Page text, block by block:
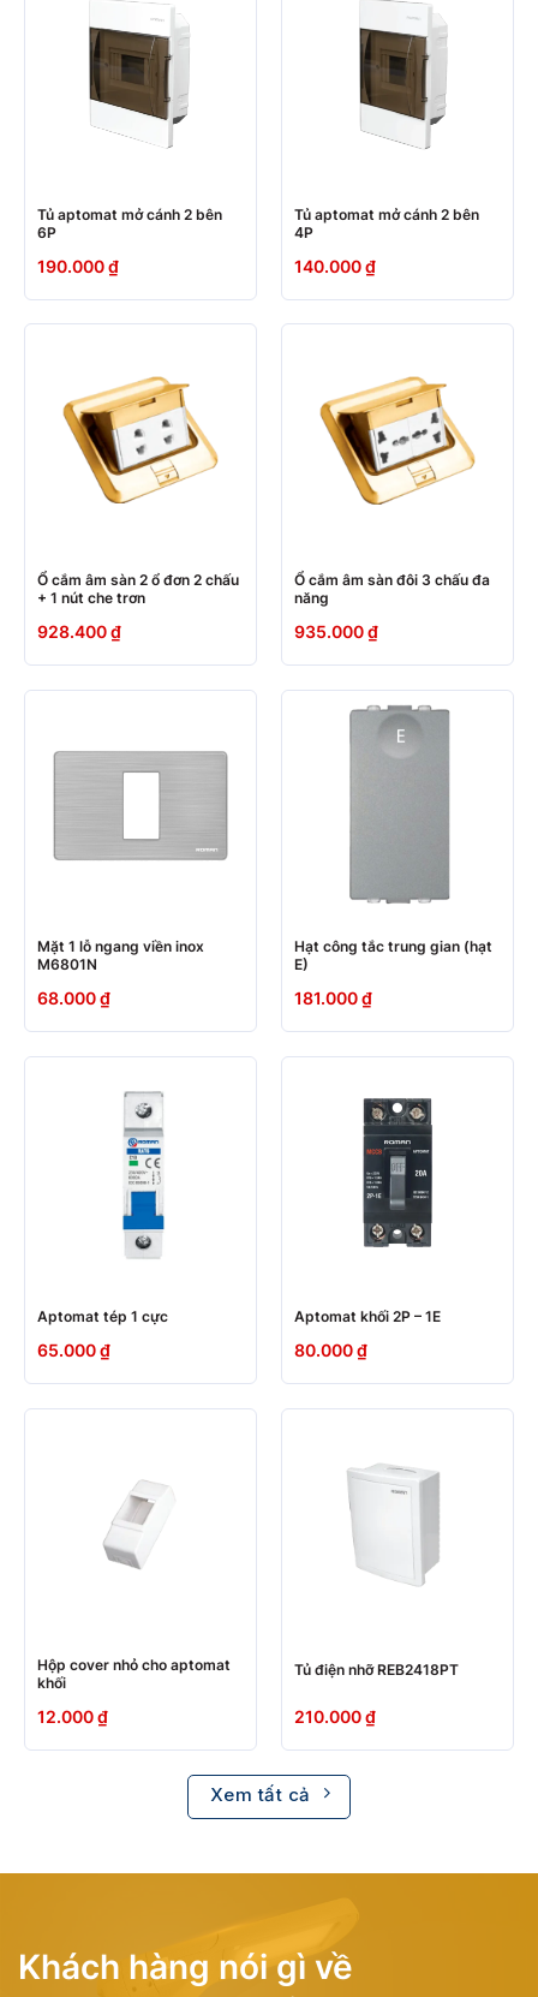
Tủ aptomat mở cánh 2 bên
6P
190.000₫
Tủ aptomat mở cánh 2 bên
4P
140.000₫
Ổ cắm âm sàn 2 ổ đơn 2 chấu
+ 1 nút che trơn
928.400₫
Ổ cắm âm sàn đôi 3 chấu đa
năng
935.000₫
Mặt 1 lỗ ngang viền inox
M6801N
68.000₫
Hạt công tắc trung gian (hạt
E)
181.000₫
Aptomat tép 1 cực
65.000₫
Aptomat khối 2P – 1E
80.000₫
Hộp cover nhỏ cho aptomat
khối
12.000₫
Tủ điện nhỡ REB2418PT
210.000₫
Xem tất cả
Khách hàng nói gì về